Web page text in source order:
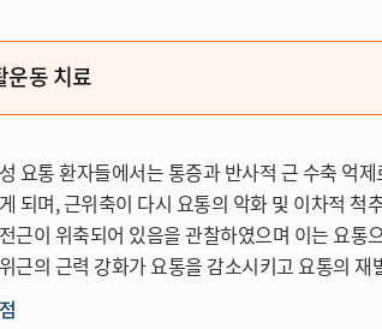
운동 치료
요통 환자들에서는 통증과 반사적 근 수축 억
되며, 근위축이 다시 요통의 악화 및 이차적 척
근이 위축되어 있음을 관찰하였으며 이는 요통
근의 근력 강화가 요통을 감소시키고 요통의